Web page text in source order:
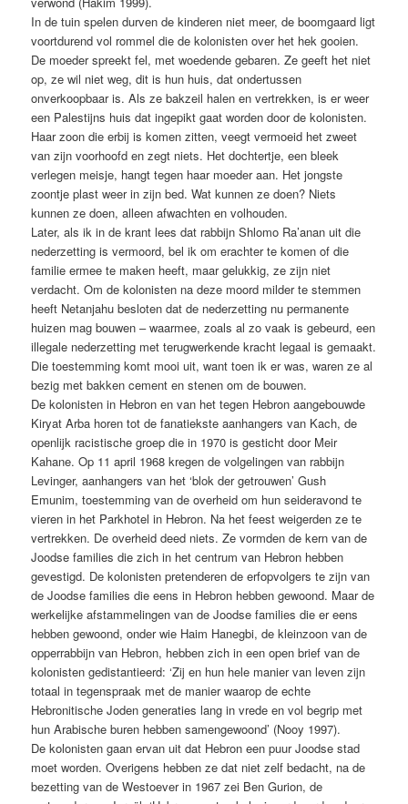
In de tuin spelen durven de kinderen niet meer, de boomgaard ligt
voortdurend vol rommel die de kolonisten over het hek gooien.
De moeder spreekt fel, met woedende gebaren. Ze geeft het niet
op, ze wil niet weg, dit is hun huis, dat ondertussen
onverkoopbaar is. Als ze bakzeil halen en vertrekken, is er weer
een Palestijns huis dat ingepikt gaat worden door de kolonisten.
Haar zoon die erbij is komen zitten, veegt vermoeid het zweet
van zijn voorhoofd en zegt niets. Het dochtertje, een bleek
verlegen meisje, hangt tegen haar moeder aan. Het jongste
zoontje plast weer in zijn bed. Wat kunnen ze doen? Niets
kunnen ze doen, alleen afwachten en volhouden.
Later, als ik in de krant lees dat rabbijn Shlomo Ra’anan uit die
nederzetting is vermoord, bel ik om erachter te komen of die
familie ermee te maken heeft, maar gelukkig, ze zijn niet
verdacht. Om de kolonisten na deze moord milder te stemmen
heeft Netanjahu besloten dat de nederzetting nu permanente
huizen mag bouwen – waarmee, zoals al zo vaak is gebeurd, een
illegale nederzetting met terugwerkende kracht legaal is gemaakt.
Die toestemming komt mooi uit, want toen ik er was, waren ze al
bezig met bakken cement en stenen om de bouwen.
De kolonisten in Hebron en van het tegen Hebron aangebouwde
Kiryat Arba horen tot de fanatiekste aanhangers van Kach, de
openlijk racistische groep die in 1970 is gesticht door Meir
Kahane. Op 11 april 1968 kregen de volgelingen van rabbijn
Levinger, aanhangers van het ‘blok der getrouwen’ Gush
Emunim, toestemming van de overheid om hun seideravond te
vieren in het Parkhotel in Hebron. Na het feest weigerden ze te
vertrekken. De overheid deed niets. Ze vormden de kern van de
Joodse families die zich in het centrum van Hebron hebben
gevestigd. De kolonisten pretenderen de erfopvolgers te zijn van
de Joodse families die eens in Hebron hebben gewoond. Maar de
werkelijke afstammelingen van de Joodse families die er eens
hebben gewoond, onder wie Haim Hanegbi, de kleinzoon van de
opperrabbijn van Hebron, hebben zich in een open brief van de
kolonisten gedistantieerd: ‘Zij en hun hele manier van leven zijn
totaal in tegenspraak met de manier waarop de echte
Hebronitische Joden generaties lang in vrede en vol begrip met
hun Arabische buren hebben samengewoond’ (Nooy 1997).
De kolonisten gaan ervan uit dat Hebron een puur Joodse stad
moet worden. Overigens hebben ze dat niet zelf bedacht, na de
bezetting van de Westoever in 1967 zei Ben Gurion, de